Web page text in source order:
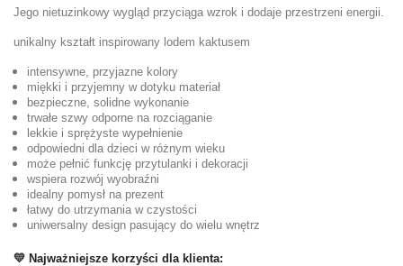
Jego nietuzinkowy wygląd przyciąga wzrok i dodaje przestrzeni energii.
unikalny kształt inspirowany lodem kaktusem
intensywne, przyjazne kolory
miękki i przyjemny w dotyku materiał
bezpieczne, solidne wykonanie
trwałe szwy odporne na rozciąganie
lekkie i sprężyste wypełnienie
odpowiedni dla dzieci w różnym wieku
może pełnić funkcję przytulanki i dekoracji
wspiera rozwój wyobraźni
idealny pomysł na prezent
łatwy do utrzymania w czystości
uniwersalny design pasujący do wielu wnętrz
💛 Najważniejsze korzyści dla klienta: